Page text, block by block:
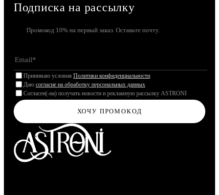
Подписка на рассылку
Промокод 10% на первый заказ. Оставьте почту.
Принимаю условия Политики конфиденциальности
Даю согласие на обработку персональных данных
Согласен(-на) получать новости и рекламную рассылку ASTRONI
ХОЧУ ПРОМОКОД